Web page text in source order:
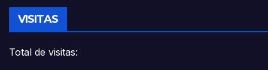
VISITAS
Total de visitas: